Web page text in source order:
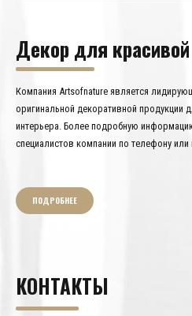
Декор для
Компания Artsofnature является
оригинальной декоративной продукции
интерьера. Более подробную
специалистов компании по телефону или
ПОДРОБНЕЕ
КОНТАКТЫ